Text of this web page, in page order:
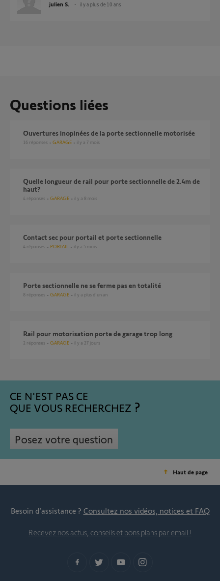
julien S. il y a plus de 10 ans
Questions liées
ouvertures inopinées de la porte sectionnelle motorisée
16 réponses GARAGE il y a 7 mois
quelle longueur de rail pour porte sectionnelle de 2.4m de
haut?
4 réponses GARAGE il y a 8 mois
Contact sec pour portail et porte sectionnelle
4 réponses PORTAIL il y a 5 mois
Porte sectionnelle ne se ferme pas en totalité
8 réponses GARAGE il y a plus d'un an
Rail pour motorisation porte de garage trop long
2 réponses GARAGE il y a 27 jours
CE N'EST PAS CE
QUE VOUS RECHERCHEZ
Posez votre question
Haut de page
Besoin d’assistance ? Consultez nos vidéos, notices et FAQ
Recevez nos actus, conseils et bons plans par email !